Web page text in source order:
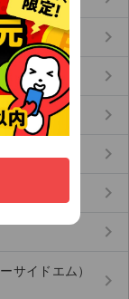
keyboard_arrow_right
keyboard_arrow_right
keyboard_arrow_right
keyboard_arrow_right
keyboard_arrow_right
keyboard_arrow_right
サイドエム）
keyboard_arrow_right